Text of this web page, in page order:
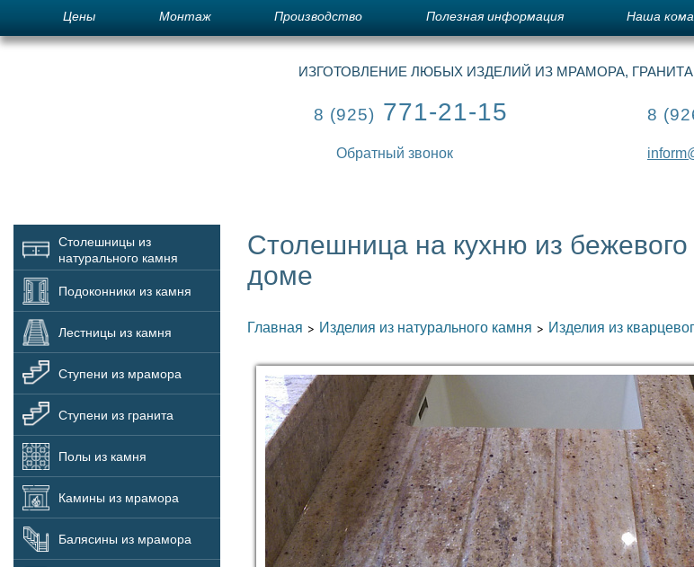
Цены Монтаж Производство Полезная информация Наша
ИЗГОТОВЛЕНИЕ ЛЮБЫХ ИЗДЕЛИЙ ИЗ МРАМОРА,
8 (925) 771-21-15
Обратный звонок
8
Столешницы из
натурального камня
Подоконники из камня
Лестницы из камня
Ступени из мрамора
Ступени из гранита
Полы из камня
Камины из мрамора
Балясины из мрамора
Столешница на кухню из бежевого
доме
Главная > Изделия из натурального камня > Изделия из